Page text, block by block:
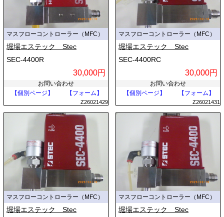
マスフローコントローラー（MFC）
堀場エステック Stec
SEC-4400R
30,000円
お問い合わせ
【個別ページ】
【フォーム】
Z26021429
マスフローコントローラー（MFC）
堀場エステック Stec
SEC-4400RC
30,000円
お問い合わせ
【個別ページ】
【フォーム】
Z26021431
マスフローコントローラー（MFC）
堀場エステック Stec
マスフローコントローラー（MFC）
堀場エステック Stec